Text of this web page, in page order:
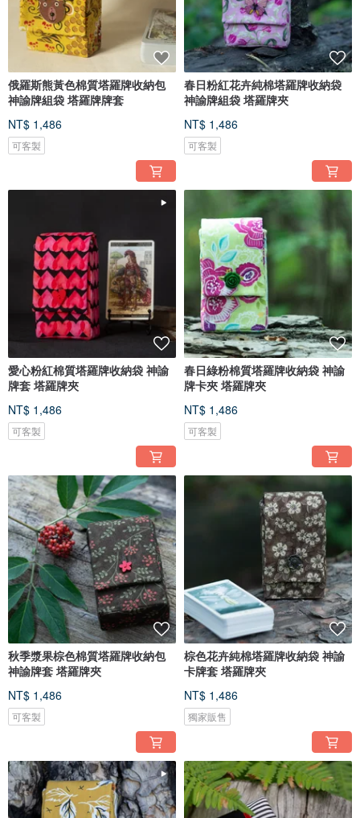
俄羅斯熊黃色棉質塔羅牌收納包
神諭牌組袋 塔羅牌牌套
NT$ 1,486
可客製
春日粉紅花卉純棉塔羅牌收納袋
神諭牌組袋 塔羅牌夾
NT$ 1,486
可客製
愛心粉紅棉質塔羅牌收納袋 神諭
牌套 塔羅牌夾
NT$ 1,486
可客製
春日綠粉棉質塔羅牌收納袋 神諭
牌卡夾 塔羅牌夾
NT$ 1,486
可客製
秋季漿果棕色棉質塔羅牌收納包
神諭牌套 塔羅牌夾
NT$ 1,486
可客製
棕色花卉純棉塔羅牌收納袋 神諭
卡牌套 塔羅牌夾
NT$ 1,486
獨家販售